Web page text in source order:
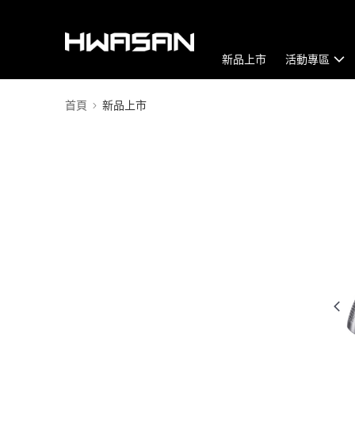
新品上市 活動專區
首頁 新品上市